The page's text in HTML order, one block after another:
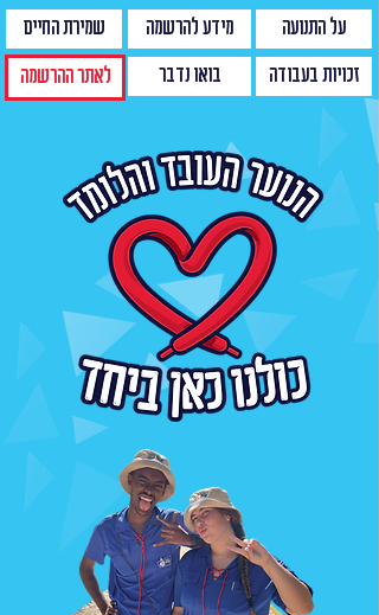
על התנועה
בואו נדבר
לאתר ההרשמה זכויות בעבודה
שמירת החיים מידע להרשמה